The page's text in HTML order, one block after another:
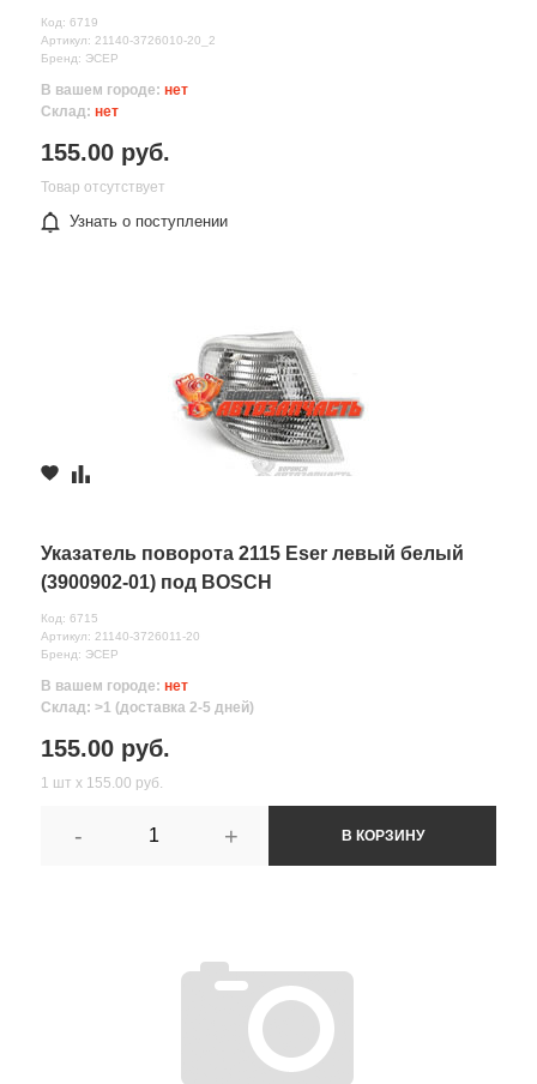
Код: 6719
Артикул: 21140-3726010-20_2
Бренд: ЭСЕР
В вашем городе: нет
Склад: нет
155.00 руб.
Товар отсутствует
Узнать о поступлении
Указатель поворота 2115 Eser левый белый
(3900902-01) под BOSCH
Код: 6715
Артикул: 21140-3726011-20
Бренд: ЭСЕР
В вашем городе: нет
Склад: >1 (доставка 2-5 дней)
155.00 руб.
1 шт х 155.00 руб.
- + В КОРЗИНУ